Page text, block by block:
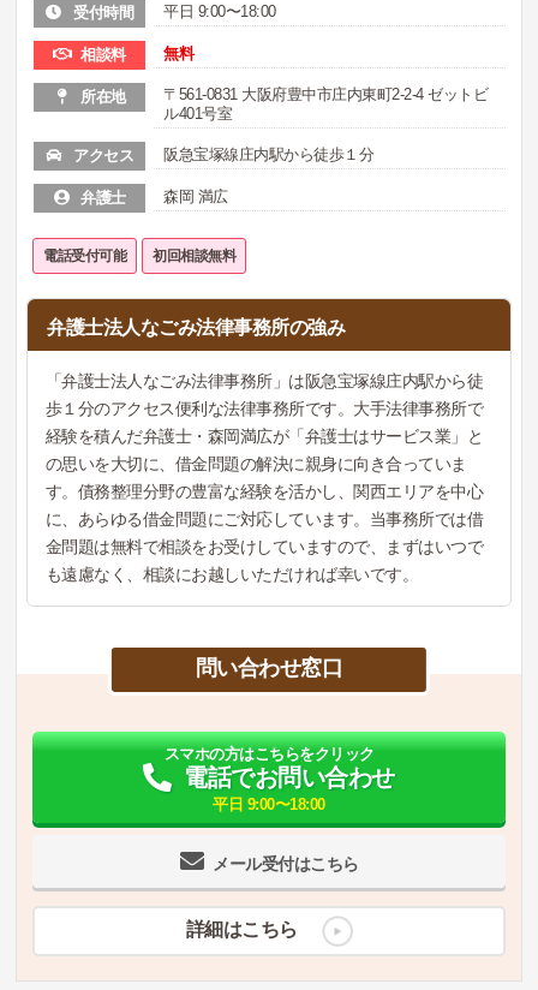
受付時間 平日 9:00〜18:00
相談料 無料
所在地
〒561-0831 大阪府豊中市庄内東町2-2-4 ゼットビ
ル401号室
アクセス 阪急宝塚線庄内駅から徒歩１分
弁護士 森岡 満広
電話受付可能 初回相談無料
弁護士法人なごみ法律事務所の強み
「弁護士法人なごみ法律事務所」は阪急宝塚線庄内駅から徒
歩１分のアクセス便利な法律事務所です。大手法律事務所で
経験を積んだ弁護士・森岡満広が「弁護士はサービス業」と
の思いを大切に、借金問題の解決に親身に向き合っていま
す。債務整理分野の豊富な経験を活かし、関西エリアを中心
に、あらゆる借金問題にご対応しています。当事務所では借
金問題は無料で相談をお受けしていますので、まずはいつで
も遠慮なく、相談にお越しいただければ幸いです。
問い合わせ窓口
メール受付はこちら
スマホの方はこちらをクリック
電話でお問い合わせ
平日 9:00〜18:00
詳細はこちら